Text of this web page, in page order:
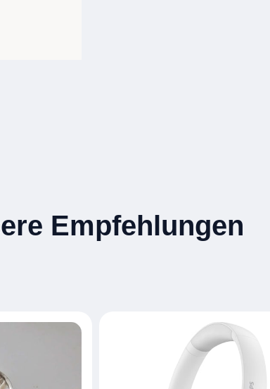
Empfehlungen